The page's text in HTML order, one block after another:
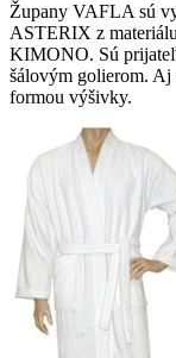
Župany VAFLA sú
ASTERIX z
KIMONO. Sú
šálovým golierom.
formou výšivky.